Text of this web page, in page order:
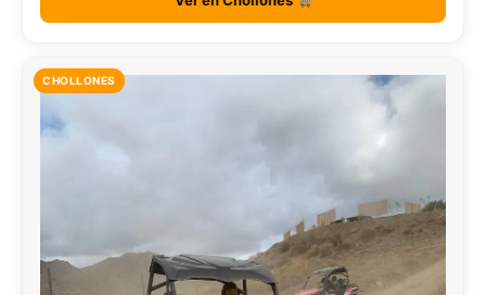
CHOLLONES